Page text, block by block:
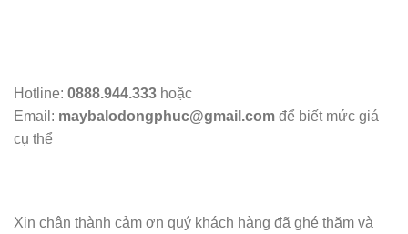
Hotline: 0888.944.333 hoặc
Email: maybalodongphuc@gmail.com để biết mức giá
cụ thể
Xin chân thành cảm ơn quý khách hàng đã ghé thăm và